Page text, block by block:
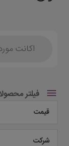
search
فیلتر
قیمت
شرکت